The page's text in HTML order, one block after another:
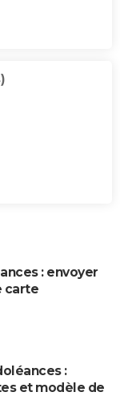
: envoyer
carte
:
et modèle de